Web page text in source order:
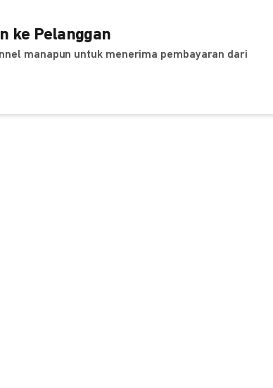
ke Pelanggan
manapun untuk menerima pembayaran dari